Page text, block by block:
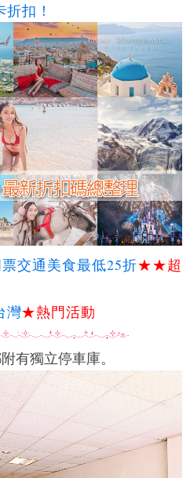
扣！
交通美食最低25折★★超
灣★熱門活動
有獨立停車庫。